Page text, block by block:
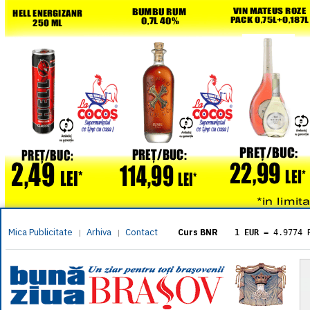
Mica Publicitate | Arhiva | Contact Curs BNR 1 EUR = 4.9774
= 5.8304
1 XAU= 464.4611
1 AED= 1.1933
1 AUD= 2.7957
1 BGN= 2.5449